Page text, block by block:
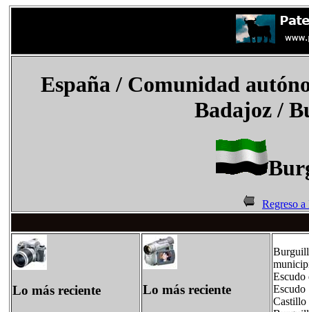
España/ Comunidad
Badajoz /
Regreso
Lo más reciente Lo más reciente
Escudo
Escudo
Castillo